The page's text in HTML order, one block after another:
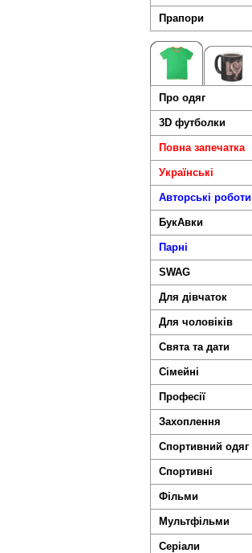
Прапори
Про одяг
3D футболки
Повна запечатка
Українські
Авторські роботи
БукАвки
Парні
SWAG
Для дівчаток
Для чоловіків
Свята та дати
Сімейні
Професії
Захоплення
Спортивний одяг
Спортивні
Фільми
Мультфільми
Серіали